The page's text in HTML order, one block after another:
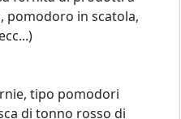
pomodoro in scatola,
tipo pomodori
di tonno rosso di